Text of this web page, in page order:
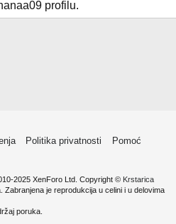
profilu.
Politika privatnosti
Pomoć
2025 XenForo Ltd. Copyright © Krstarica
Zabranjena je reprodukcija u celini i u delovima
poruka.